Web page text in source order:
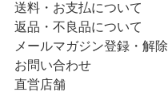
送料・お支払について
返品・不良品について
メールマガジン登録・解除
お問い合わせ
直営店舗